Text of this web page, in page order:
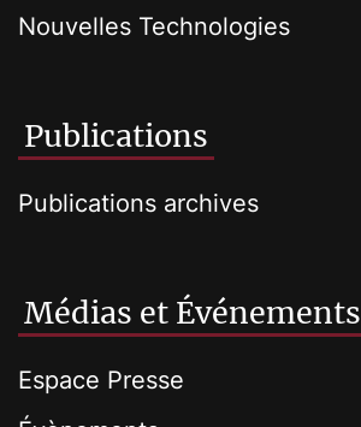
Nouvelles Technologies
Publications
Publications archives
Médias et Événements
Espace Presse